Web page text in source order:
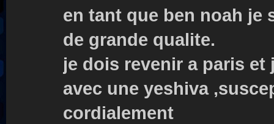
en tant que ben noah je
de grande qualite.
je dois revenir a paris et
avec une yeshiva
cordialement